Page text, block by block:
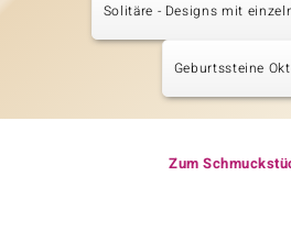
Solitäre - Designs mit
Geburtssteine
Zum